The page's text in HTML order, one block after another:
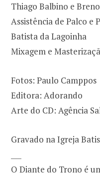
Thiago Balbino e
Assistência de Palco e
Batista da Lagoinha
Mixagem e
Fotos: Paulo Camppos
Editora: Adorando
Arte do CD: Agência
Gravado na Igreja
O Diante do Trono é